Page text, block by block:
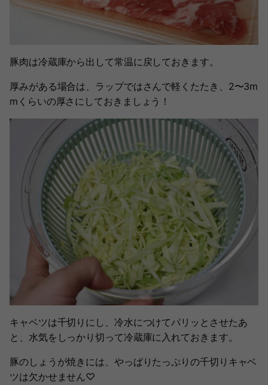
豚肉は冷蔵庫から出して常温に戻しておきます。
厚みがある場合は、ラップではさんで軽くたたき、2〜3m
mくらいの厚さにしておきましょう！
キャベツは千切りにし、冷水につけてパリッとさせたあ
と、水気をしっかり切って冷蔵庫に入れておきます。
豚のしょうが焼きには、やっぱりたっぷりの千切りキャベ
ツは欠かせません♡